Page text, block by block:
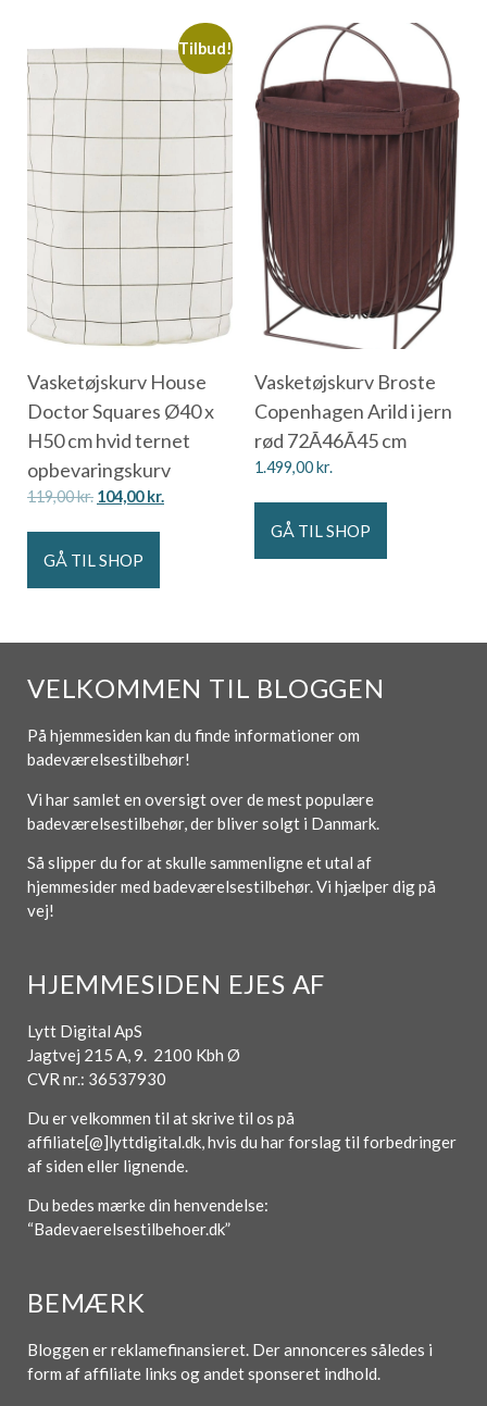
Tilbud!
Vasketøjskurv House
Doctor Squares Ø40 x
H50 cm hvid ternet
opbevaringskurv
119,00kr. 104,00kr.
GÅ TIL SHOP
Vasketøjskurv Broste
Copenhagen Arild i jern
rød 72Ã46Ã45 cm
1.499,00kr.
GÅ TIL SHOP
VELKOMMEN TIL BLOGGEN
På hjemmesiden kan du finde informationer om
badeværelsestilbehør!
Vi har samlet en oversigt over de mest populære
badeværelsestilbehør, der bliver solgt i Danmark.
Så slipper du for at skulle sammenligne et utal af
hjemmesider med badeværelsestilbehør. Vi hjælper dig på
vej!
HJEMMESIDEN EJES AF
Lytt Digital ApS
Jagtvej 215 A, 9. 2100 Kbh Ø
CVR nr.: 36537930
Du er velkommen til at skrive til os på
affiliate[@]lyttdigital.dk, hvis du har forslag til forbedringer
af siden eller lignende.
Du bedes mærke din henvendelse:
“Badevaerelsestilbehoer.dk”
BEMÆRK
Bloggen er reklamefinansieret. Der annonceres således i
form af affiliate links og andet sponseret indhold.